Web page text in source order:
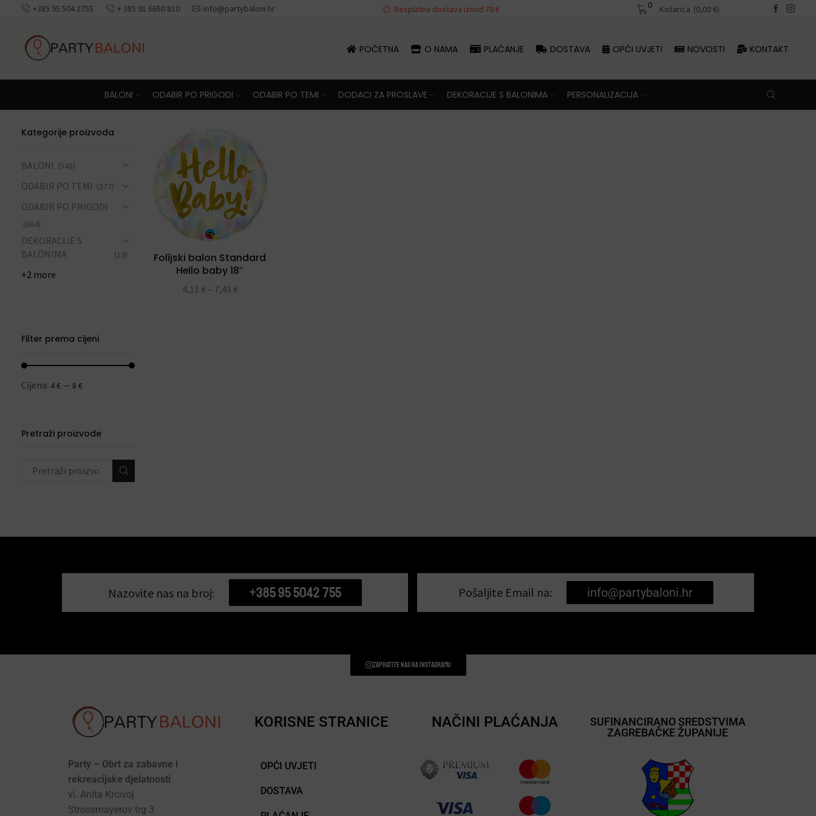
+385 95 504 2755 + 385 91 6650 810 info@partybaloni.hr
Besplatna dostava iznad 70 € Besplatna dostava iznad 70 € Besplatna dostava iznad 70 €
0 Košarica (0,00€)
POČETNA O NAMA PLAĆANJE DOSTAVA OPĆI UVJETI NOVOSTI KONTAKT
BALONI ODABIR PO PRIGODI ODABIR PO TEMI DODACI ZA PROSLAVE DEKORACIJE S BALONIMA PERSONALIZACIJA
Folijski balon Standard
Hello baby 18″
4,11 € – 7,43 €
Kategorije proizvoda
BALONI (548)
ODABIR PO TEMI (377)
ODABIR PO PRIGODI
(684)
DEKORACIJE S
BALONIMA
(19)
+2 more
Filter prema cijeni
Cijena: 4 € — 8 €
Pretraži proizvode
Nazovite nas na broj: +385 95 5042 755 Pošaljite Email na: info@partybaloni.hr
Zapratite nas na instagramu
Party – Obrt za zabavne i
rekreacijske djelatnosti
vl. Anita Krcivoj
Strossmayerov trg 3
KORISNE STRANICE
OPĆI UVJETI
DOSTAVA
NAČINI PLAĆANJA
SUFINANCIRANO SREDSTVIMA
ZAGREBAČKE ŽUPANIJE